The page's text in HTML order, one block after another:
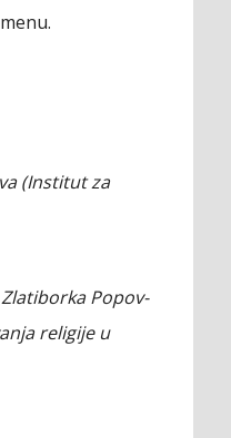
(Institut za
Popov-
religije u